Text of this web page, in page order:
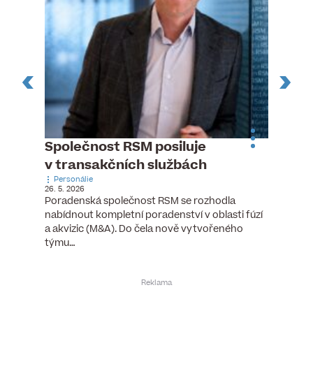
Společnost RSM posiluje
v transakčních službách
Personálie
26. 5. 2026
Poradenská společnost RSM se rozhodla
nabídnout kompletní poradenství v oblasti fúzí
a akvizic (M&A). Do čela nově vytvořeného
týmu…